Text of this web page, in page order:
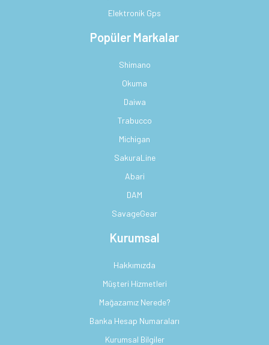
Elektronik Gps
Popüler Markalar
Shimano
Okuma
Daiwa
Trabucco
Michigan
SakuraLine
Abari
DAM
SavageGear
Kurumsal
Hakkımızda
Müşteri Hizmetleri
Mağazamız Nerede?
Banka Hesap Numaraları
Kurumsal Bilgiler